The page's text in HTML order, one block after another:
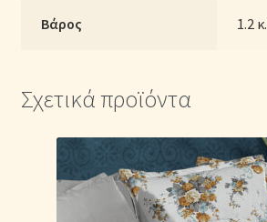
Βάρος 1.2 κ.
Σχετικά προϊόντα